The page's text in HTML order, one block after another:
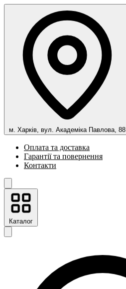
м. Харків, вул. Академіка Павлова, 88
Оплата та доставка
Гарантії та повернення
Контакти
Каталог